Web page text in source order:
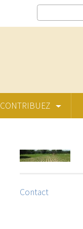
CONTRIBUEZ
Contact